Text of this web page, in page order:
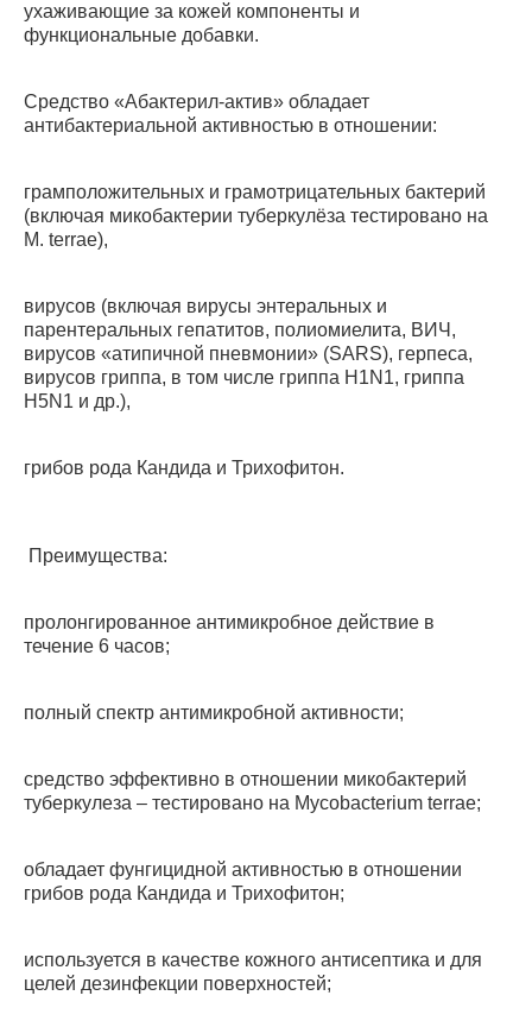
ухаживающие за кожей компоненты и
функциональные добавки.
Средство «Абактерил-актив» обладает
антибактериальной активностью в отношении:
грамположительных и грамотрицательных бактерий
(включая микобактерии туберкулёза тестировано на
M. terrae),
вирусов (включая вирусы энтеральных и
парентеральных гепатитов, полиомиелита, ВИЧ,
вирусов «атипичной пневмонии» (SARS), герпеса,
вирусов гриппа, в том числе гриппа H1N1, гриппа
H5N1 и др.),
грибов рода Кандида и Трихофитон.
Преимущества:
пролонгированное антимикробное действие в
течение 6 часов;
полный спектр антимикробной активности;
средство эффективно в отношении микобактерий
туберкулеза – тестировано на Mycobacterium terrae;
обладает фунгицидной активностью в отношении
грибов рода Кандида и Трихофитон;
используется в качестве кожного антисептика и для
целей дезинфекции поверхностей;